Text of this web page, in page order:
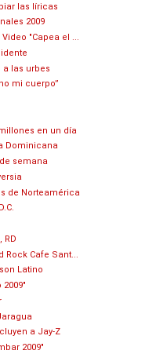
las líricas
2009
"Capea el ...
a las urbes
mi cuerpo”
en un día
Dominicana
semana
de Norteamérica
RD
Rock Cafe Sant...
Latino
a Jay-Z
2009"